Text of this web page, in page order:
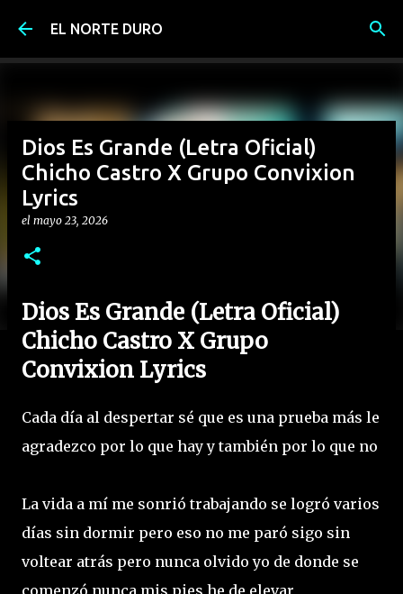
Ir al contenido principal
EL NORTE DURO
Dios Es Grande (Letra Oficial)
Chicho Castro X Grupo Convixion
Lyrics
el mayo 23, 2026
Dios Es Grande (Letra Oficial)
Chicho Castro X Grupo
Convixion Lyrics
Cada día al despertar sé que es una prueba más le
agradezco por lo que hay y también por lo que no
La vida a mí me sonrió trabajando se logró varios
días sin dormir pero eso no me paró sigo sin
voltear atrás pero nunca olvido yo de donde se
comenzó nunca mis pies he de elevar